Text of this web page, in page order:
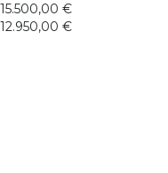
15.500,00 €
12.950,00 €